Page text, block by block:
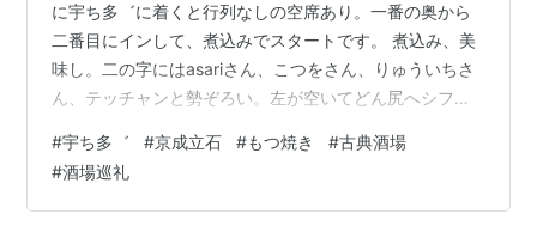
に宇ち多゛に着くと行列なしの空席あり。一番の奥から
二番目にインして、煮込みでスタートです。 煮込み、美
味し。二の字にはasariさん、こつをさん、りゅういちさ
ん、テッチャンと勢ぞろい。左が空いてどん尻へシフト
おひとりだけというガラガラ状態。珍しいですねえ。ア
ブラ多いとこ薄塩よく焼きが焼けてきました。 いい感じ
のよく焼きで、めちゃウマのアブラ多いとこ。あとから
#宇ち多゛ #京成立石 #もつ焼き #古典酒場
#酒場巡礼